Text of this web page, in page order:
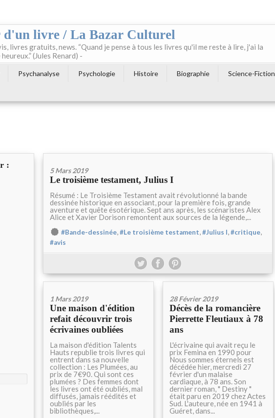
d'un livre / La Bazar Culturel
livres gratuits, news. “Quand je pense à tous les livres qu'il me reste à lire, j'ai la
(Jules Renard) -
Psychanalyse Psychologie Histoire Biographie Science-Fiction
:
5 Mars 2019
Le troisième testament, Julius I
Résumé : Le Troisième Testament avait révolutionné la bande
dessinée historique en associant, pour la première fois, grande
aventure et quête ésotérique. Sept ans après, les scénaristes Alex
Alice et Xavier Dorison remontent aux sources de la légende,...
#Bande-dessinée,#Le troisième testament,#Julius I,#critique,
#avis
1 Mars 2019
Une maison d'édition
refait découvrir trois
écrivaines oubliées
La maison d'édition Talents
Hauts republie trois livres qui
entrent dans sa nouvelle
collection : Les Plumées, au
prix de 7€90. Qui sont ces
plumées ? Des femmes dont
les livres ont été oubliés, mal
diffusés, jamais réédités et
oubliés par les
bibliothèques,...
28 Février 2019
Décès de la romancière
Pierrette Fleutiaux à 78
ans
L'écrivaine qui avait reçu le
prix Femina en 1990 pour
Nous sommes éternels est
décédée hier, mercredi 27
février d'un malaise
cardiaque, à 78 ans. Son
dernier roman, " Destiny "
était paru en 2019 chez Actes
Sud. L'auteure, née en 1941 à
Guéret, dans...